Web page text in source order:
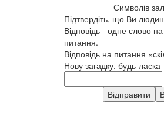
Символів
Підтвердіть, що Ви
Відповідь - одне слово
питання.
Відповідь на питання
Нову загадку, будь-ласка